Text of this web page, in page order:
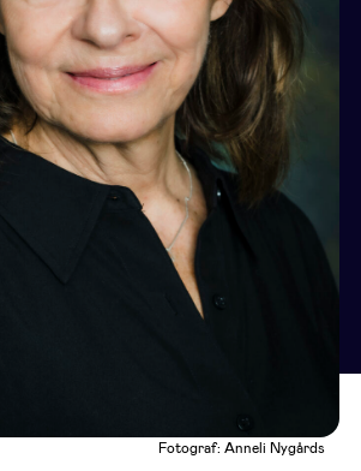
Fotograf: Anneli Nygårds